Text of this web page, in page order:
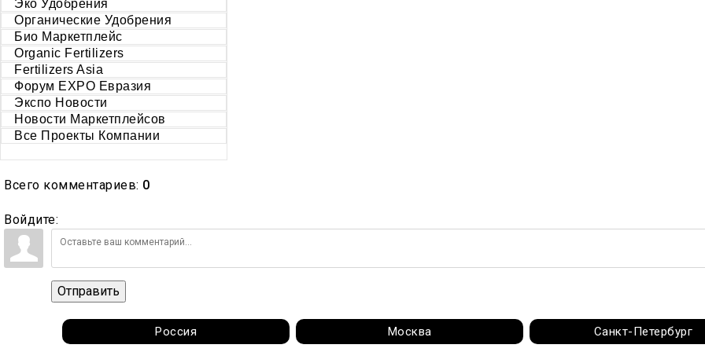
Эко Удобрения
Органические Удобрения
Био Маркетплейс
Organic Fertilizers
Fertilizers Asia
Форум EXPO Евразия
Экспо Новости
Новости Маркетплейсов
Все Проекты Компании
Всего комментариев: 0
Войдите:
Отправить
Россия Москва Санкт-Петербург